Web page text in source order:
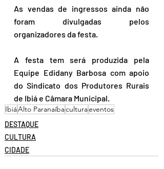
As vendas de ingressos ainda não
foram divulgadas pelos
organizadores da festa.
A festa tem será produzida pela
Equipe Edidany Barbosa com apoio
do Sindicato dos Produtores Rurais
de Ibiá e Câmara Municipal.
IbiáAlto Paranaíbaculturaeventos
DESTAQUE
CULTURA
CIDADE